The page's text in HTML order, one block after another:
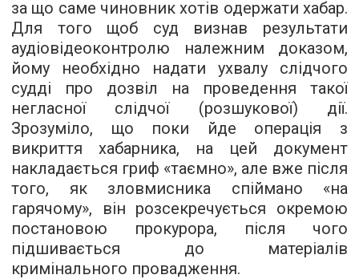
за що саме чиновник хотів одержати хабар.
Для того щоб суд визнав результати
аудіовідеоконтролю належним доказом,
йому необхідно надати ухвалу слідчого
судді про дозвіл на проведення такої
негласної слідчої (розшукової) дії.
Зрозуміло, що поки йде операція з
викриття хабарника, на цей документ
накладається гриф «таємно», але вже після
того, як зловмисника спіймано «на
гарячому», він розсекречується окремою
постановою прокурора, після чого
підшивається до матеріалів
кримінального провадження.